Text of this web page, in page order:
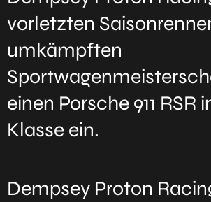
vorletzten
umkämpften
einen Porsche 911 RSR
Klasse ein.
Dempsey Proton